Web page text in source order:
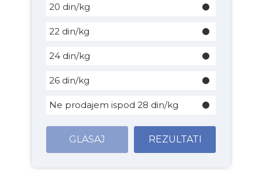
20 din/kg
22 din/kg
24 din/kg
26 din/kg
Ne prodajem ispod 28 din/kg
GLASAJ REZULTATI